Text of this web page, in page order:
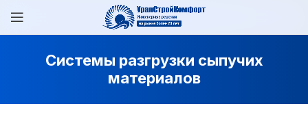
Системы разгрузки сыпучих
материалов